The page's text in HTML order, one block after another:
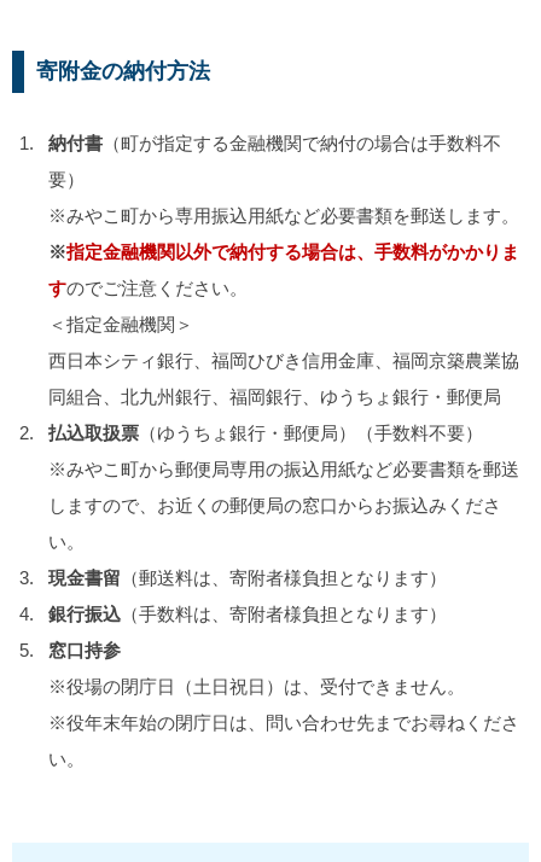
寄附金の納付方法
納付書 （町が指定する金融機関で納付の場合は手数料不
要）
※みやこ町から専用振込用紙など必要書類を郵送します。
※指定金融機関以外で納付する場合は、手数料がかかりま
すのでご注意ください。
＜指定金融機関＞
西日本シティ銀行、福岡ひびき信用金庫、福岡京築農業協
同組合、北九州銀行、福岡銀行、ゆうちょ銀行・郵便局
払込取扱票 （ゆうちょ銀行・郵便局）（手数料不要）
※みやこ町から郵便局専用の振込用紙など必要書類を郵送
しますので、お近くの郵便局の窓口からお振込みくださ
い。
現金書留 （郵送料は、寄附者様負担となります）
銀行振込 （手数料は、寄附者様負担となります）
窓口持参
※役場の閉庁日（土日祝日）は、受付できません。
※役年末年始の閉庁日は、問い合わせ先までお尋ねくださ
い。